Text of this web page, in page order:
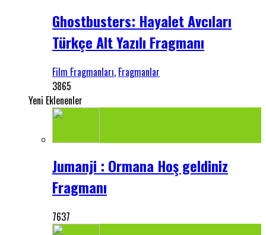
Ghostbusters: Hayalet Avcıları
Türkçe Alt Yazılı Fragmanı
Film Fragmanları, Fragmanlar
3865
Yeni Eklenenler
Jumanji : Ormana Hoş geldiniz
Fragmanı
7637